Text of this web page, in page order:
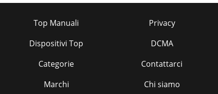
Top Manuali
Dispositivi Top
Categorie
Marchi
Privacy
DCMA
Contattarci
Chi siamo